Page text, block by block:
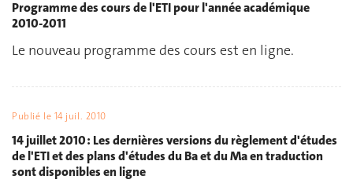
Programme des cours de l'ETI pour l'année académique
2010-2011
Le nouveau programme des cours est en ligne.
Publié le 14 juil. 2010
14 juillet 2010 : Les dernières versions du règlement d'études
de l'ETI et des plans d'études du Ba et du Ma en traduction
sont disponibles en ligne